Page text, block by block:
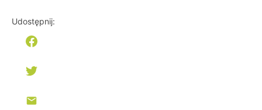
Udostępnij: